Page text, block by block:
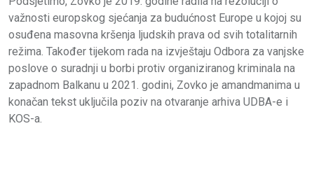
važnosti europskog sjećanja za budućnost Europe u kojoj su
osuđena masovna kršenja ljudskih prava od svih totalitarnih
režima. Također tijekom rada na izvještaju Odbora za vanjske
poslove o suradnji u borbi protiv organiziranog kriminala na
zapadnom Balkanu u 2021. godini, Zovko je amandmanima u
konačan tekst uključila poziv na otvaranje arhiva UDBA-e i
KOS-a.